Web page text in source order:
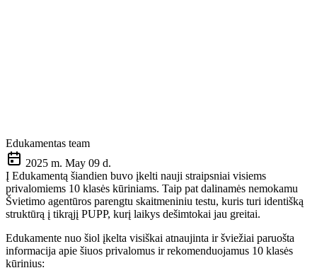
Edukamentas team
2025 m. May 09 d.
Į Edukamentą šiandien buvo įkelti nauji straipsniai visiems
privalomiems 10 klasės kūriniams. Taip pat dalinamės nemokamu
Švietimo agentūros parengtu skaitmeniniu testu, kuris turi identišką
struktūrą į tikrąjį PUPP, kurį laikys dešimtokai jau greitai.
Edukamente nuo šiol įkelta visiškai atnaujinta ir šviežiai paruošta
informacija apie šiuos privalomus ir rekomenduojamus 10 klasės
kūrinius: